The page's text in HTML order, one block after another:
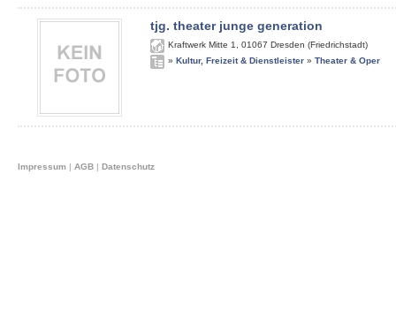
tjg. theater junge generation
Kraftwerk Mitte 1 01067 Dresden (Friedrichstadt)
» Kultur, Freizeit & Dienstleister » Theater & Oper
Impressum | AGB | Datenschutz